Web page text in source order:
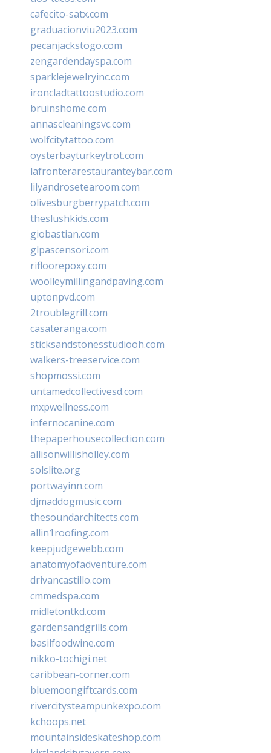
cafecito-satx.com
graduacionviu2023.com
pecanjackstogo.com
zengardendayspa.com
sparklejewelryinc.com
ironcladtattoostudio.com
bruinshome.com
annascleaningsvc.com
wolfcitytattoo.com
oysterbayturkeytrot.com
lafronterarestauranteybar.com
lilyandrosetearoom.com
olivesburgberrypatch.com
theslushkids.com
giobastian.com
glpascensori.com
rifloorepoxy.com
woolleymillingandpaving.com
uptonpvd.com
2troublegrill.com
casateranga.com
sticksandstonesstudiooh.com
walkers-treeservice.com
shopmossi.com
untamedcollectivesd.com
mxpwellness.com
infernocanine.com
thepaperhousecollection.com
allisonwillisholley.com
solslite.org
portwayinn.com
djmaddogmusic.com
thesoundarchitects.com
allin1roofing.com
keepjudgewebb.com
anatomyofadventure.com
drivancastillo.com
cmmedspa.com
midletontkd.com
gardensandgrills.com
basilfoodwine.com
nikko-tochigi.net
caribbean-corner.com
bluemoongiftcards.com
rivercitysteampunkexpo.com
kchoops.net
mountainsideskateshop.com